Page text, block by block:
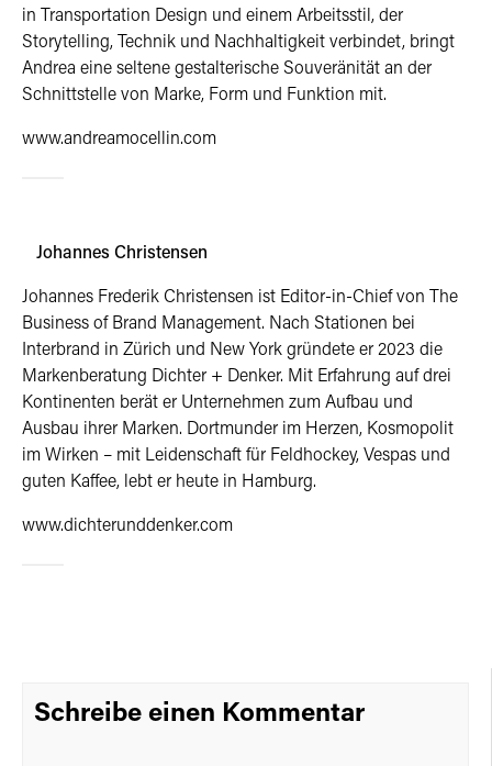
Johannes Christensen
Johannes Frederik Christensen ist Editor-in-Chief von The
Business of Brand Management. Nach Stationen bei
Interbrand in Zürich und New York gründete er 2023 die
Markenberatung Dichter + Denker. Mit Erfahrung auf drei
Kontinenten berät er Unternehmen zum Aufbau und
Ausbau ihrer Marken. Dortmunder im Herzen, Kosmopolit
im Wirken – mit Leidenschaft für Feldhockey, Vespas und
guten Kaffee, lebt er heute in Hamburg.
www.dichterunddenker.com
in Transportation Design und einem Arbeitsstil, der
Storytelling, Technik und Nachhaltigkeit verbindet, bringt
Andrea eine seltene gestalterische Souveränität an der
Schnittstelle von Marke, Form und Funktion mit.
www.andreamocellin.com
Schreibe einen Kommentar